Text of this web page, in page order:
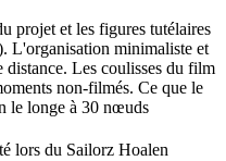
projet et les figures tutélaires
L'organisation minimaliste et
distance. Les coulisses du film
non-filmés. Ce que le
le longe à 30 nœuds
lors du Sailorz Hoalen